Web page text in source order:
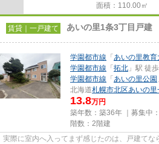
面積：110.00㎡
賃貸｜一戸建て あいの里1条3丁目戸建
学園都市線 「 あいの里教育
学園都市線 「 拓北 」駅 徒
学園都市線 「 あいの里公園
北海道札幌市北区あいの里
13.8万円
築年数：築36年 ｜募集中：
階数：2階建
実際に室内へ入ってまず感じたのは、戸建てな